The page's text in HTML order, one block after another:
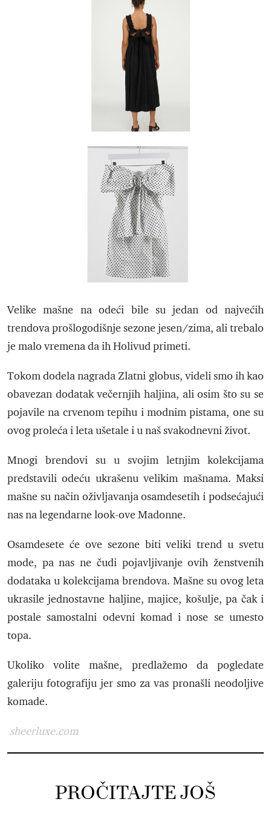
Velike mašne na odeći bile su jedan od najvećih
trendova prošlogodišnje sezone jesen/zima, ali trebalo
je malo vremena da ih Holivud primeti.
Tokom dodela nagrada Zlatni globus, videli smo ih kao
obavezan dodatak večernjih haljina, ali osim što su se
pojavile na crvenom tepihu i modnim pistama, one su
ovog proleća i leta ušetale i u naš svakodnevni život.
Mnogi brendovi su u svojim letnjim kolekcijama
predstavili odeću ukrašenu velikim mašnama. Maksi
mašne su način oživljavanja osamdesetih i podsećajući
nas na legendarne look-ove Madonne.
Osamdesete će ove sezone biti veliki trend u svetu
mode, pa nas ne čudi pojavljivanje ovih ženstvenih
dodataka u kolekcijama brendova. Mašne su ovog leta
ukrasile jednostavne haljine, majice, košulje, pa čak i
postale samostalni odevni komad i nose se umesto
topa.
Ukoliko volite mašne, predlažemo da pogledate
galeriju fotografiju jer smo za vas pronašli neodoljive
komade.
sheerluxe.com
PROČITAJTE JOŠ